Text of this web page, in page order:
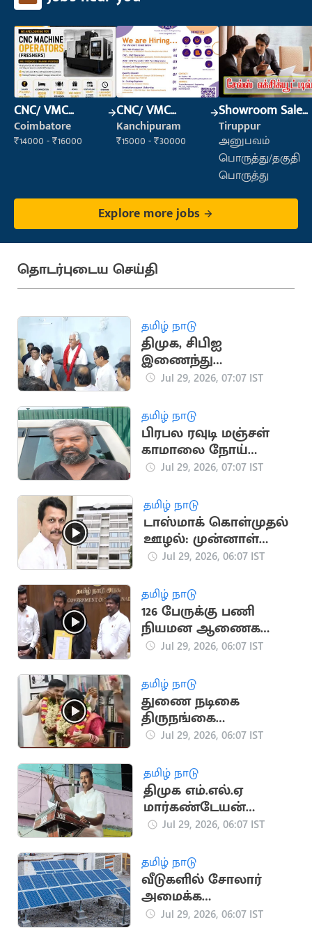
CNC/ VMC
Operator
Coimbatore
₹14000 - ₹16000
CNC/ VMC
Operator
Kanchipuram
₹15000 - ₹30000
Showroom Sales
Executive (Retail
Sales)
Tiruppur
அனுபவம்
பொருத்து/தகுதி
பொருத்து
Explore more jobs
தொடர்புடைய செய்தி
தமிழ் நாடு
திமுக, சிபிஐ
இணைந்து
செயல்படும் - உதயநிதி
Jul 29, 2026, 07:07 IST
தமிழ் நாடு
பிரபல ரவுடி மஞ்சள்
காமாலை நோய்
பாதிப்பால் உயிரிழப்பு
Jul 29, 2026, 07:07 IST
தமிழ் நாடு
டாஸ்மாக் கொள்முதல்
ஊழல்: முன்னாள்
அமைச்சர் செந்தில்
விசாரணை
Jul 29, 2026, 06:07 IST
தமிழ் நாடு
126 பேருக்கு பணி
நியமன ஆணைகளை
வழங்கிய
Jul 29, 2026, 06:07 IST
தமிழ் நாடு
துணை நடிகை
திருநங்கை
கயல்விழியை
Jul 29, 2026, 06:07 IST
தமிழ் நாடு
திமுக எம்.எல்.ஏ
மார்கண்டேயன்
ஜாமீன் மனு
ஒத்திவைப்பு
Jul 29, 2026, 06:07 IST
தமிழ் நாடு
வீடுகளில் சோலார்
அமைக்க
பிணையமில்லா
Jul 29, 2026, 06:07 IST